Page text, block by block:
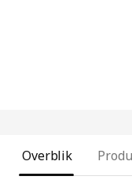
Overblik